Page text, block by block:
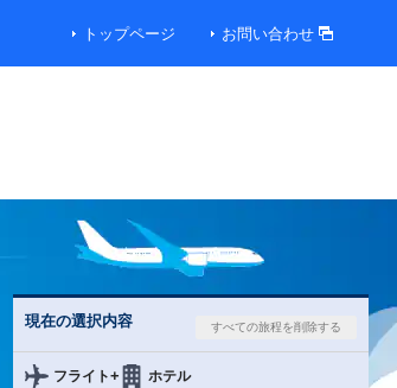
トップページ お問い合わせ
現在の選択内容
フライト+ ホテル